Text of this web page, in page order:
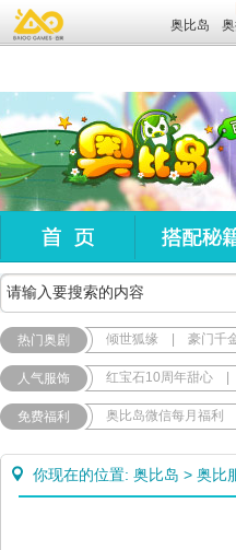
奥比岛
热门奥剧 倾世狐缘 豪门千
人气服饰 红宝石10周年甜心
免费福利 奥比岛微信每月福利
你现在的位置: 奥比岛 > 奥比